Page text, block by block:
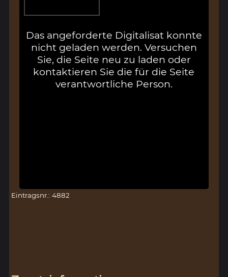
Das angeforderte Digitalisat konnte
nicht geladen werden. Versuchen
Sie, die Seite neu zu laden oder
kontaktieren Sie die für die Seite
verantwortliche Person.
Eintragsnr.: 4882